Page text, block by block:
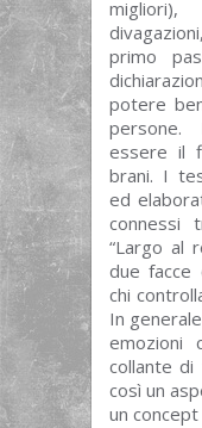
primo
potere
persone.
essere il
brani. I
ed
connessi
“Largo al
due facce
chi
In
emozioni
collante
così un
un concept